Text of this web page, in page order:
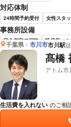
対応体制
24時間予約受付 女性スタ
事務所設備
完全個室で相談 託児所・
中
千葉県 市川市市川駅
髙橋
アトム
生活費を入れない のご相